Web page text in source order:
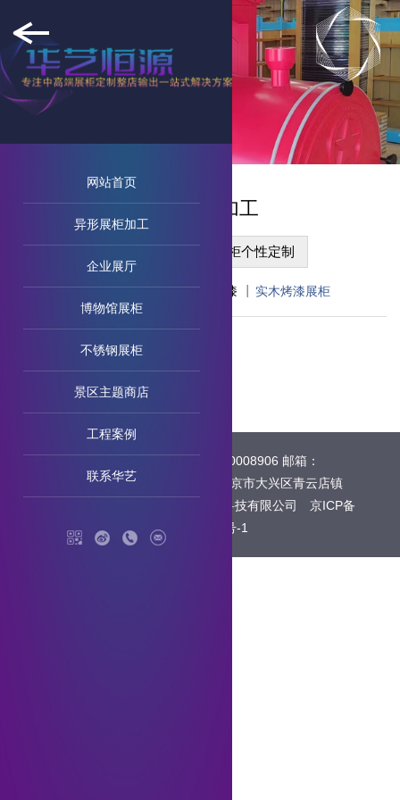
网站首页
异形展柜加工
企业展厅
博物馆展柜
不锈钢展柜
景区主题商店
工程案例
联系华艺
异形展柜加工
展柜个性定制
木制烤漆展柜 大纹贴皮烤漆 实木烤漆展柜
电话：13522257566 18610008906 邮箱：
768737798@qq.com 地址：北京市大兴区青云店镇
Copyright © 2026 北京华艺恒源科技有限公司 京ICP备
2023000747号-1